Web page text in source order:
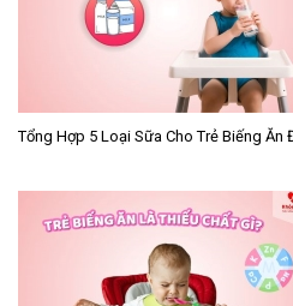
Tổng Hợp 5 Loại Sữa Cho Trẻ Biếng Ăn